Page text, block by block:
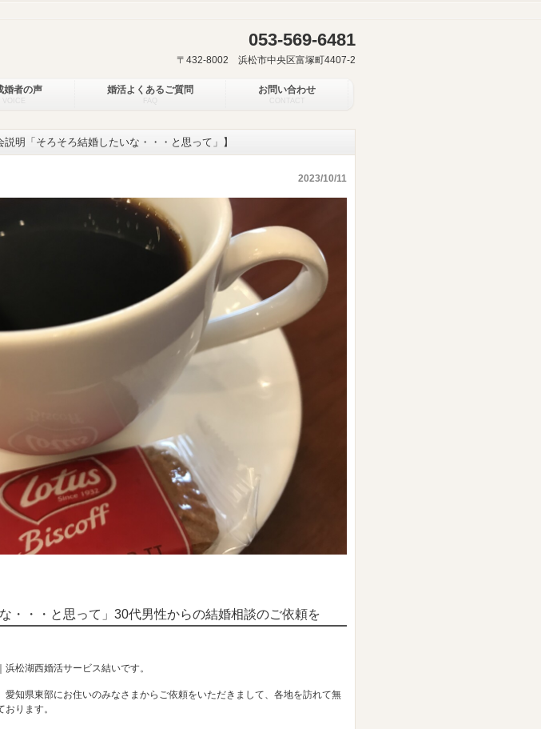
053-569-6481
〒432-8002 浜松市中央区富塚町4407-2
婚者の声 婚活よくあるご質問 お問い合わせ
説明「そろそろ結婚したいな・・・と思って」】
2023/10/11
・・・と思って」30代男性からの結婚相談のご依頼を
松湖西婚活サービス結いです。
愛知県東部にお住いのみなさまからご依頼をいただきまして、各地を訪れて無
ります。